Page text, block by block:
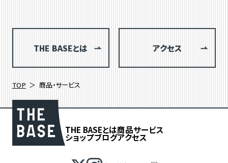
THE BASEとは アクセス
TOP 商品・サービス
THE BASEとは商品サービス
ショップブログアクセス